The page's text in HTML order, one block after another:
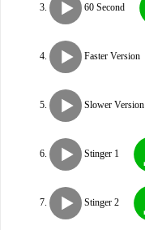
60 Second
Faster Version
Slower Version
Stinger 1
Stinger 2